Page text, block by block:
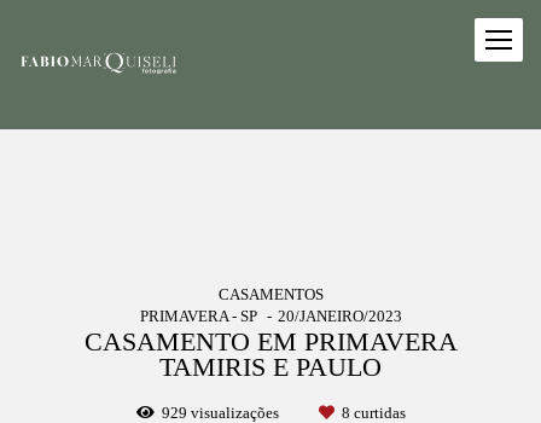
CASAMENTOS
PRIMAVERA - SP
20/JANEIRO/2023
CASAMENTO EM PRIMAVERA
TAMIRIS E PAULO
929 visualizações 8 curtidas